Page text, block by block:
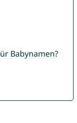
Babynamen?